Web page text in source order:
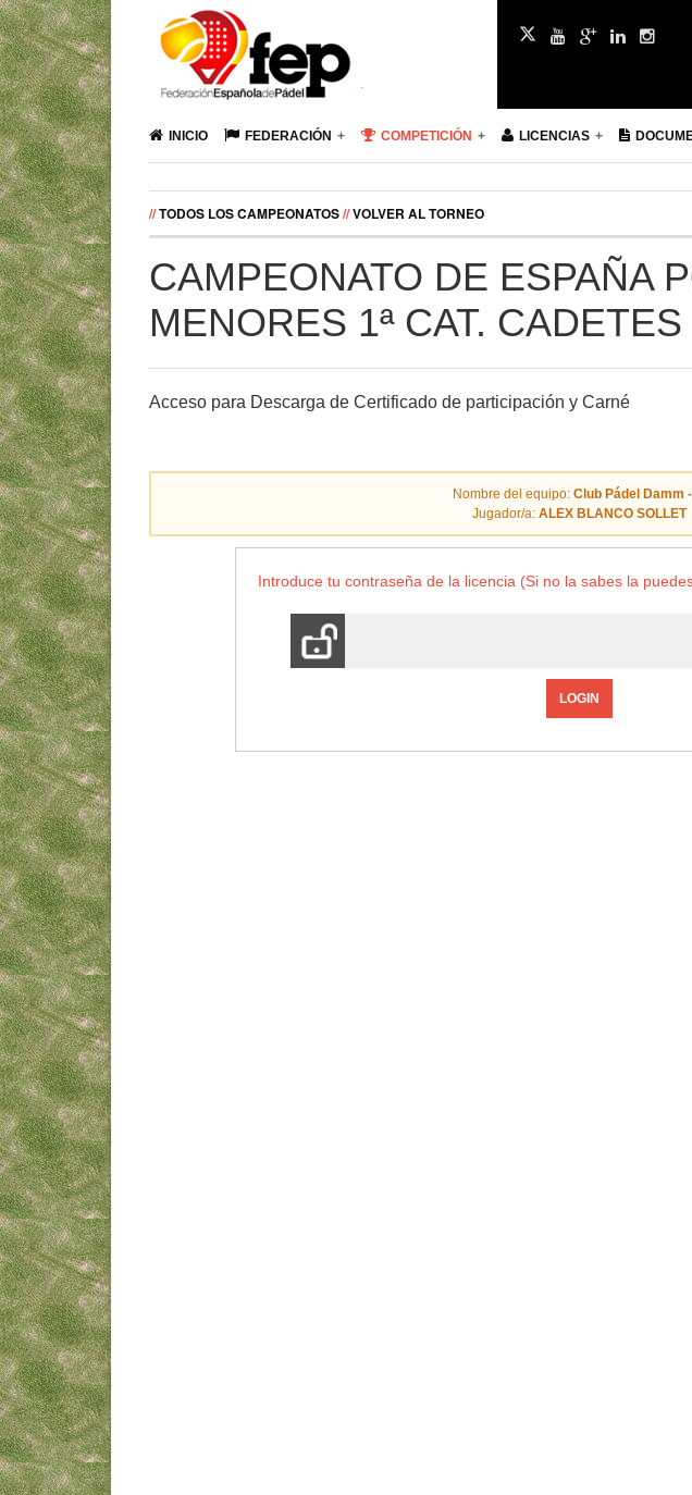
INICIO FEDERACIÓN COMPETICIÓN LICENCIAS
//TODOS LOS CAMPEONATOS//VOLVER AL TORNEO
CAMPEONATO DE ESPAÑA
MENORES 1ª CAT. CADETES
Acceso para Descarga de Certificado de participación y Carné
Nombre del equipo: Club Pádel Damm
Jugador/a: ALEX BLANCO SOLLET
Introduce tu contraseña de la licencia (Si no la sabes la
LOGIN